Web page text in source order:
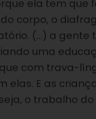
ela tem que
corpo, o
(…) a gente
uma
com trava-
elas. E as
o trabalho